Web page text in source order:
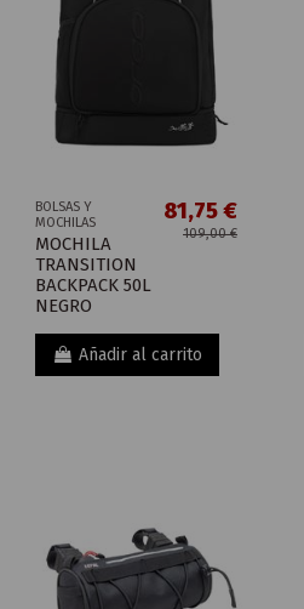
BOLSAS Y
MOCHILAS
MOCHILA
TRANSITION
BACKPACK 50L
NEGRO
81,75 €
109,00 €
Añadir al carrito